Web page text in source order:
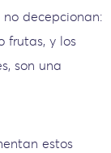
decepcionan:
frutas, y los
son una
estos